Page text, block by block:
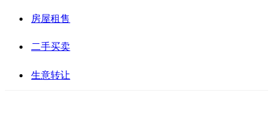
房屋租售
二手买卖
生意转让